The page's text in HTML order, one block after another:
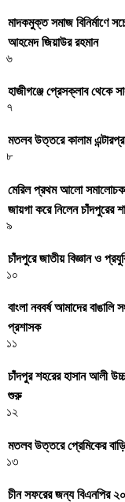
মাদকমুক্ত সমাজ বিনির্মাণে
আহমেদ জিয়াউর রহমান
৬
হাজীগঞ্জে প্রেসক্লাব থেকে
৭
মতলব উত্তরে কালাম
৮
মেরিল প্রথম আলো
জায়গা করে নিলেন চাঁদপুরের
৯
চাঁদপুরে জাতীয় বিজ্ঞান ও
১০
বাংলা নববর্ষ আমাদের
প্রশাসক
১১
চাঁদপুর শহরের হাসান আলী
শুরু
১২
মতলব উত্তরে প্রেমিকের
১৩
চীন সফরের জন্য বিএনপির ২০